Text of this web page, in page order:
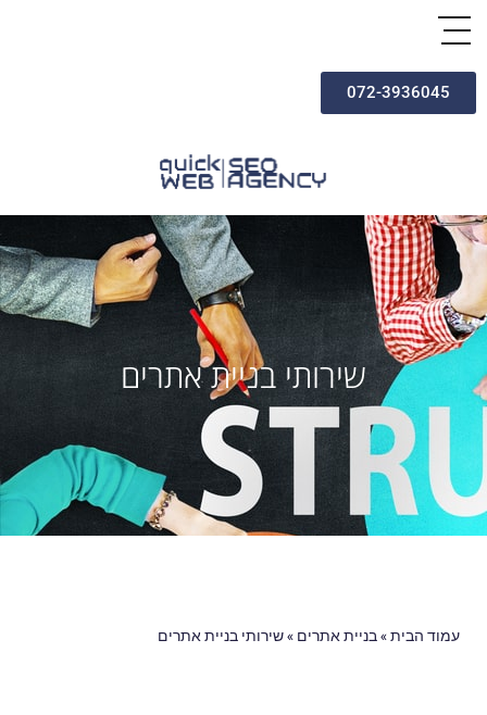
072-3936045
שירותי בניית אתרים
עמוד הבית»בניית אתרים »שירותי בניית אתרים